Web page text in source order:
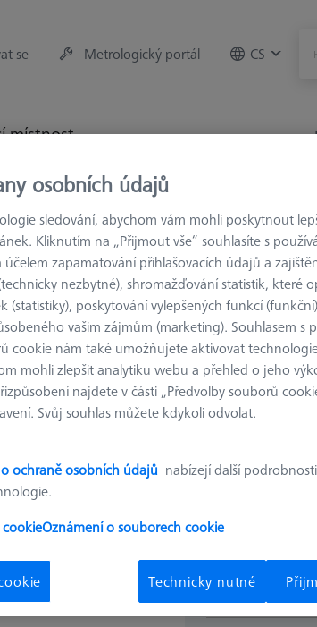
se Metrologický portál CS
místnost
zařízení Spojovací prvky Šroub
SPOJOVACÍ
Šroub
M8/M6, 2
626109-9610-064
15,99
ks
osobních údajů
sledování, abychom vám mohli poskytnout
Kliknutím na „Přijmout vše“ souhlasíte s
zapamatování přihlašovacích údajů a
nezbytné), shromažďování statistik, které
(statistiky), poskytování vylepšených funkcí
vašim zájmům (marketing). Souhlasem s
cookie nám také umožňujete aktivovat
mohli zlepšit analytiku webu a přehled o jeho
najdete v části „Předvolby souborů
Svůj souhlas můžete kdykoli odvolat.
ochraně osobních údajů nabízejí další
Oznámení o souborech cookie
Technicky nutné